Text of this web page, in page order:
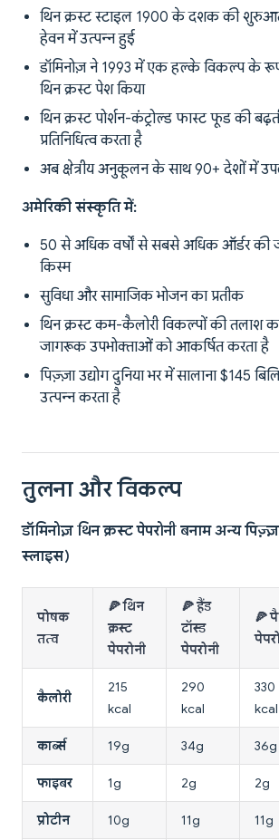
थिन क्रस्ट स्टाइल 1900 के दशक की
हेवन में उत्पन्न हुई
डॉमिनोज़ ने 1993 में एक हल्के विकल्प के रूप में
थिन क्रस्ट पेश किया
थिन क्रस्ट पोर्शन-कंट्रोल्ड फास्ट फूड की
प्रतिनिधित्व करता है
अब क्षेत्रीय अनुकूलन के साथ 90+ देशों में
अमेरिकी संस्कृति में:
50 से अधिक वर्षों से सबसे अधिक ऑर्डर की
किस्म
सुविधा और सामाजिक भोजन का प्रतीक
थिन क्रस्ट कम-कैलोरी विकल्पों की तलाश
जागरूक उपभोक्ताओं को आकर्षित करता है
पिज़्ज़ा उद्योग दुनिया भर में सालाना $145
उत्पन्न करता है
तुलना और विकल्प
डॉमिनोज़ थिन क्रस्ट पेपरोनी बनाम अन्य
स्लाइस)
पोषक
तत्व
🍕 थिन
क्रस्ट
पेपरोनी
🍕 हैंड
टॉस्ड
पेपरोनी
🍕
कैलोरी
215
kcal
290
kcal
330
kcal
कार्ब्स 19g 34g 36g
फाइबर 1g 2g 2g
प्रोटीन 10g 11g 11g